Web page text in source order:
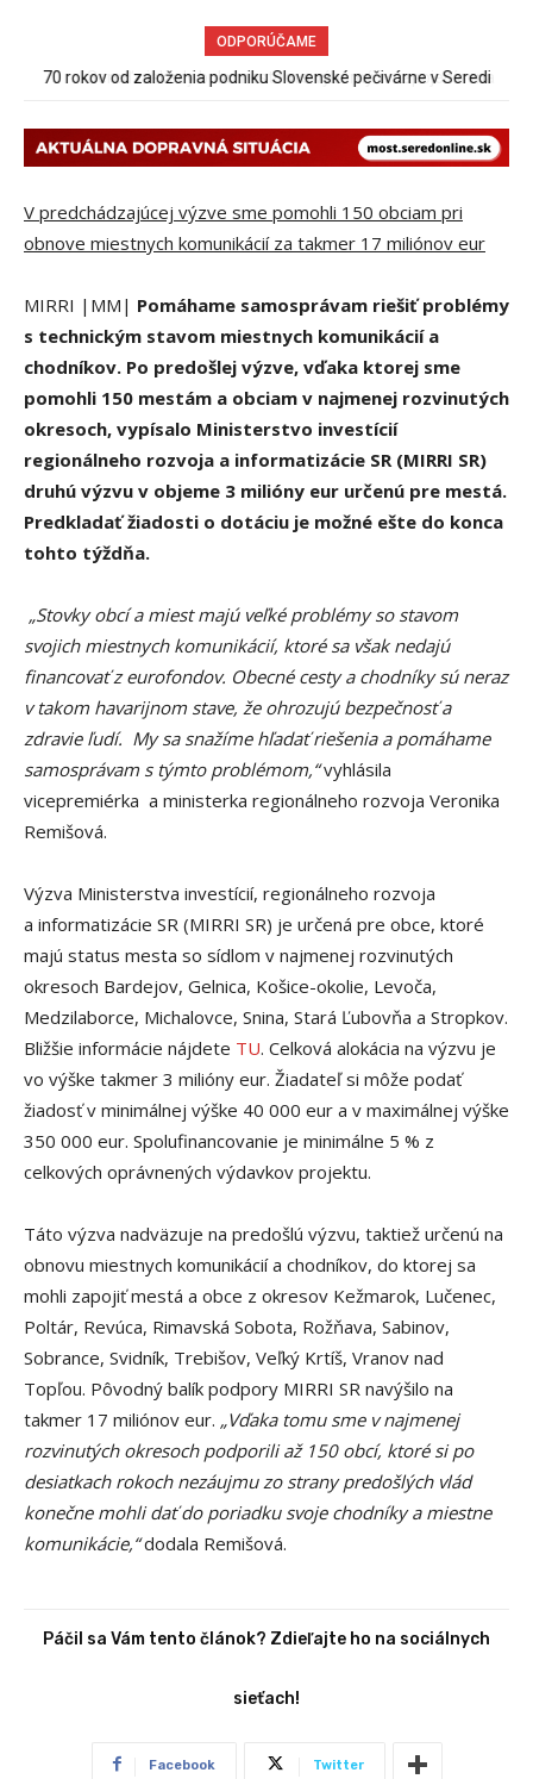
ODPORÚČAME
Sereď niekedy bola mestom s výborným napojením na
V predchádzajúcej výzve sme pomohli 150 obciam pri
obnove miestnych komunikácií za takmer 17 miliónov eur
MIRRI |MM| Pomáhame samosprávam riešiť problémy
s technickým stavom miestnych komunikácií a
chodníkov. Po predošlej výzve, vďaka ktorej sme
pomohli 150 mestám a obciam v najmenej rozvinutých
okresoch, vypísalo Ministerstvo investícií
regionálneho rozvoja a informatizácie SR (MIRRI SR)
druhú výzvu v objeme 3 milióny eur určenú pre mestá.
Predkladať žiadosti o dotáciu je možné ešte do konca
tohto týždňa.
„Stovky obcí a miest majú veľké problémy so stavom
svojich miestnych komunikácií, ktoré sa však nedajú
financovať z eurofondov. Obecné cesty a chodníky sú neraz
v takom havarijnom stave, že ohrozujú bezpečnosť a
zdravie ľudí. My sa snažíme hľadať riešenia a pomáhame
samosprávam s týmto problémom,“vyhlásila
vicepremiérka a ministerka regionálneho rozvoja Veronika
Remišová.
Výzva Ministerstva investícií, regionálneho rozvoja
a informatizácie SR (MIRRI SR) je určená pre obce, ktoré
majú status mesta so sídlom v najmenej rozvinutých
okresoch Bardejov, Gelnica, Košice-okolie, Levoča,
Medzilaborce, Michalovce, Snina, Stará Ľubovňa a Stropkov.
Bližšie informácie nájdete TU. Celková alokácia na výzvu je
vo výške takmer 3 milióny eur. Žiadateľ si môže podať
žiadosť v minimálnej výške 40 000 eur a v maximálnej výške
350 000 eur. Spolufinancovanie je minimálne 5 % z
celkových oprávnených výdavkov projektu.
Táto výzva nadväzuje na predošlú výzvu, taktiež určenú na
obnovu miestnych komunikácií a chodníkov, do ktorej sa
mohli zapojiť mestá a obce z okresov Kežmarok, Lučenec,
Poltár, Revúca, Rimavská Sobota, Rožňava, Sabinov,
Sobrance, Svidník, Trebišov, Veľký Krtíš, Vranov nad
Topľou. Pôvodný balík podpory MIRRI SR navýšilo na
takmer 17 miliónov eur. „Vďaka tomu sme v najmenej
rozvinutých okresoch podporili až 150 obcí, ktoré si po
desiatkach rokoch nezáujmu zo strany predošlých vlád
konečne mohli dať do poriadku svoje chodníky a miestne
komunikácie,“dodala Remišová.
Páčil sa Vám tento článok? Zdieľajte ho na sociálnych
sieťach!
Facebook Twitter